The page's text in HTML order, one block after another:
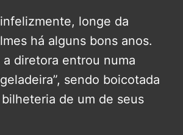
longe da
há alguns bons anos.
a diretora entrou numa
sendo boicotada
de um de seus